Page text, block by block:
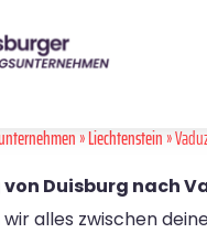
»Liechtenstein»
von Duisburg nach
alles zwischen